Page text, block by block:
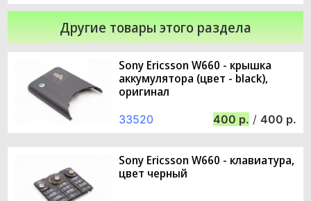
Другие товары этого раздела
Sony Ericsson W660 - крышка
аккумулятора (цвет - black),
оригинал
33520 400 / 400
Sony Ericsson W660 - клавиатура,
цвет черный